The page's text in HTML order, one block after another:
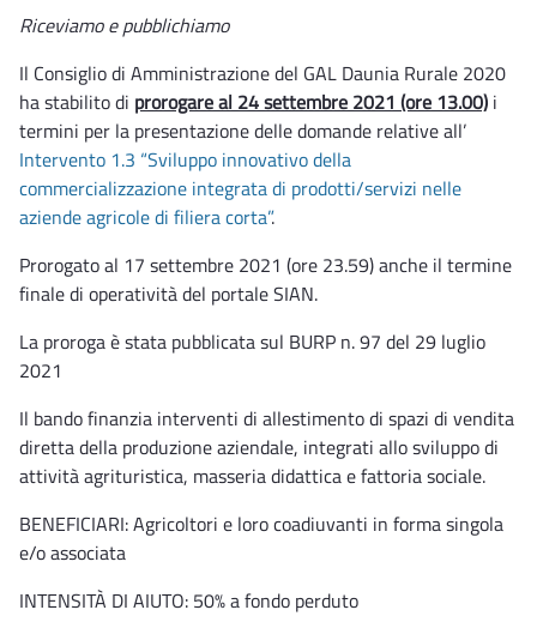
Riceviamo e pubblichiamo
Il Consiglio di Amministrazione del GAL Daunia Rurale 2020
ha stabilito di prorogare al 24 settembre 2021 (ore 13.00) i
termini per la presentazione delle domande relative all’
Intervento 1.3 “Sviluppo innovativo della
commercializzazione integrata di prodotti/servizi nelle
aziende agricole di filiera corta”.
Prorogato al 17 settembre 2021 (ore 23.59) anche il termine
finale di operatività del portale SIAN.
La proroga è stata pubblicata sul BURP n. 97 del 29 luglio
2021
Il bando finanzia interventi di allestimento di spazi di vendita
diretta della produzione aziendale, integrati allo sviluppo di
attività agrituristica, masseria didattica e fattoria sociale.
BENEFICIARI: Agricoltori e loro coadiuvanti in forma singola
e/o associata
INTENSITÀ DI AIUTO: 50% a fondo perduto